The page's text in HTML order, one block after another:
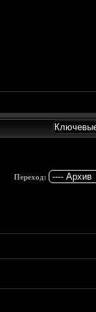
Переход: